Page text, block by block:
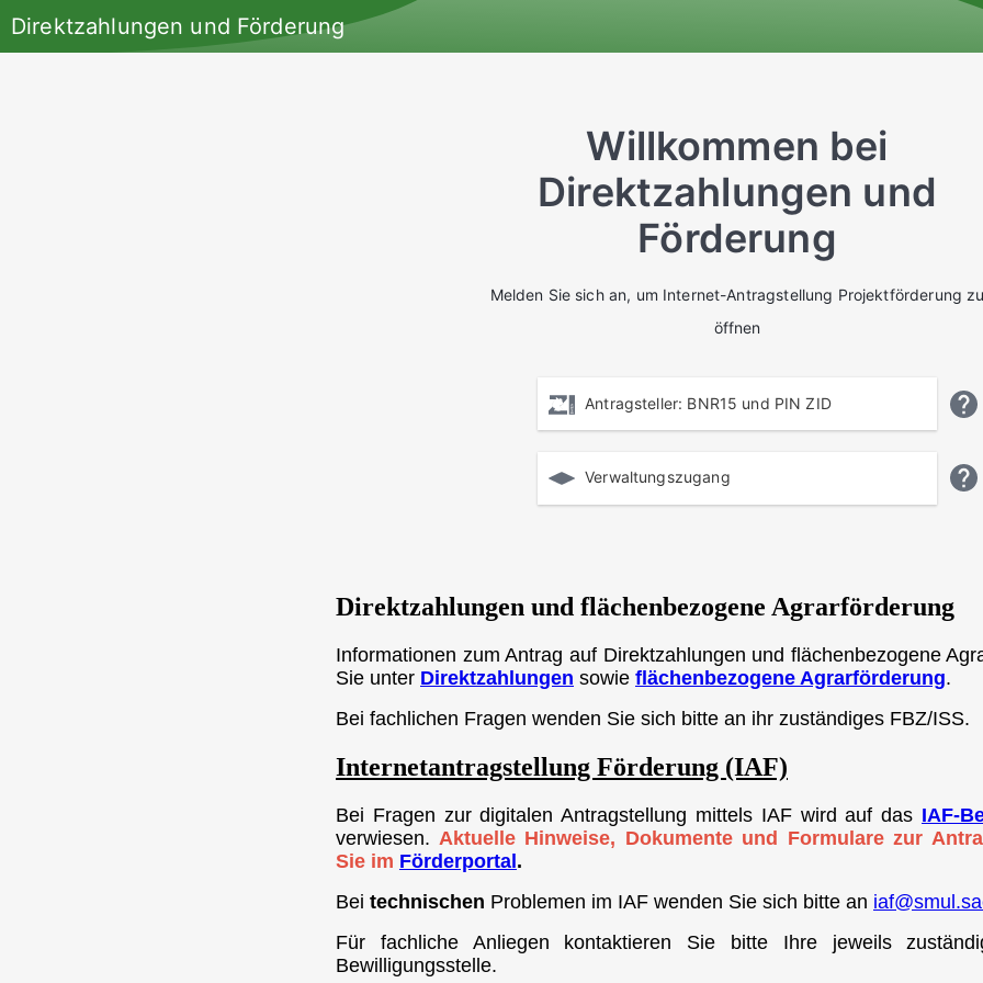
Direktzahlungen und Förderung
Willkommen bei
Direktzahlungen und
Förderung
Melden Sie sich an, um Internet-Antragstellung Projektförderung
öffnen
Antragsteller: BNR15 und PIN ZID
Verwaltungszugang